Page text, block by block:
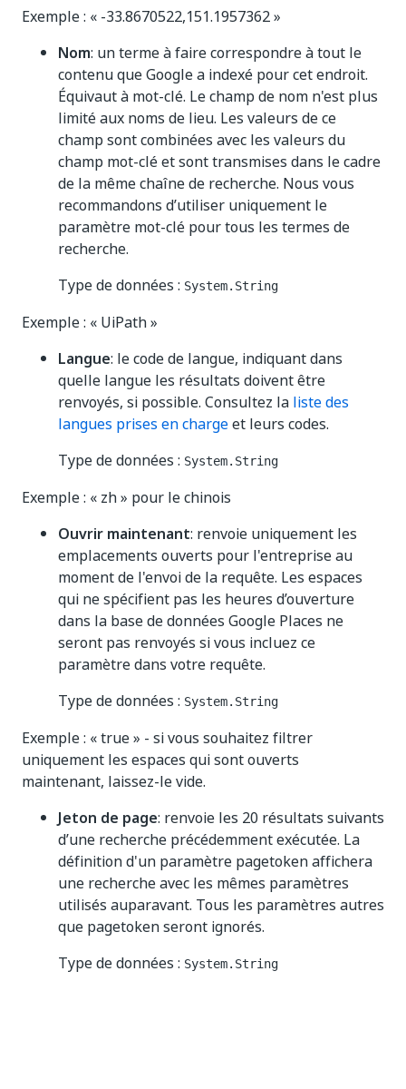
Exemple : « -33.8670522,151.1957362 »
Nom: un terme à faire correspondre à tout le
contenu que Google a indexé pour cet endroit.
Équivaut à mot-clé. Le champ de nom n'est plus
limité aux noms de lieu. Les valeurs de ce
champ sont combinées avec les valeurs du
champ mot-clé et sont transmises dans le cadre
de la même chaîne de recherche. Nous vous
recommandons d’utiliser uniquement le
paramètre mot-clé pour tous les termes de
recherche.
Type de données : System.String
Exemple : « UiPath »
Langue: le code de langue, indiquant dans
quelle langue les résultats doivent être
renvoyés, si possible. Consultez la liste des
langues prises en chargeet leurs codes.
Type de données : System.String
Exemple : « zh » pour le chinois
Ouvrir maintenant: renvoie uniquement les
emplacements ouverts pour l'entreprise au
moment de l'envoi de la requête. Les espaces
qui ne spécifient pas les heures d’ouverture
dans la base de données Google Places ne
seront pas renvoyés si vous incluez ce
paramètre dans votre requête.
Type de données : System.String
Exemple : « true » - si vous souhaitez filtrer
uniquement les espaces qui sont ouverts
maintenant, laissez-le vide.
Jeton de page: renvoie les 20 résultats suivants
d’une recherche précédemment exécutée. La
définition d'un paramètre pagetoken affichera
une recherche avec les mêmes paramètres
utilisés auparavant. Tous les paramètres autres
que pagetoken seront ignorés.
Type de données : System.String